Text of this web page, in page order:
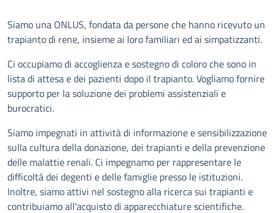
Descrizione
Siamo una ONLUS, fondata da persone che hanno ricevuto un
trapianto di rene, insieme ai loro familiari ed ai simpatizzanti.
Ci occupiamo di accoglienza e sostegno di coloro che sono in
lista di attesa e dei pazienti dopo il trapianto. Vogliamo fornire
supporto per la soluzione dei problemi assistenziali e
burocratici.
Siamo impegnati in attività di informazione e sensibilizzazione
sulla cultura della donazione, dei trapianti e della prevenzione
delle malattie renali. Ci impegnamo per rappresentare le
difficoltà dei degenti e delle famiglie presso le istituzioni.
Inoltre, siamo attivi nel sostegno alla ricerca sui trapianti e
contribuiamo all'acquisto di apparecchiature scientifiche.